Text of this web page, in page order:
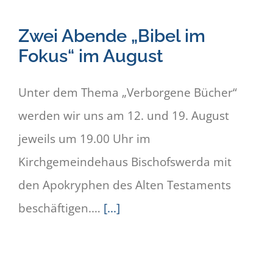
Zwei Abende „Bibel im
Fokus“ im August
Unter dem Thema „Verborgene Bücher“
werden wir uns am 12. und 19. August
jeweils um 19.00 Uhr im
Kirchgemeindehaus Bischofswerda mit
den Apokryphen des Alten Testaments
beschäftigen.… [...]